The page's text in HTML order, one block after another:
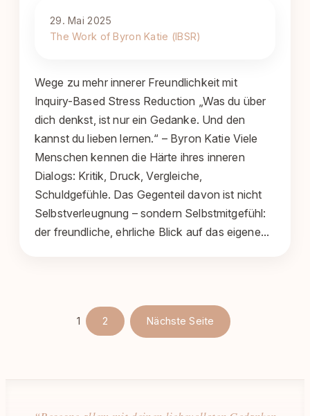
29. Mai 2025
The Work of Byron Katie (IBSR)
Wege zu mehr innerer Freundlichkeit mit
Inquiry-Based Stress Reduction „Was du über
dich denkst, ist nur ein Gedanke. Und den
kannst du lieben lernen.“ – Byron Katie Viele
Menschen kennen die Härte ihres inneren
Dialogs: Kritik, Druck, Vergleiche,
Schuldgefühle. Das Gegenteil davon ist nicht
Selbstverleugnung – sondern Selbstmitgefühl:
der freundliche, ehrliche Blick auf das eigene…
1 2 Nächste Seite